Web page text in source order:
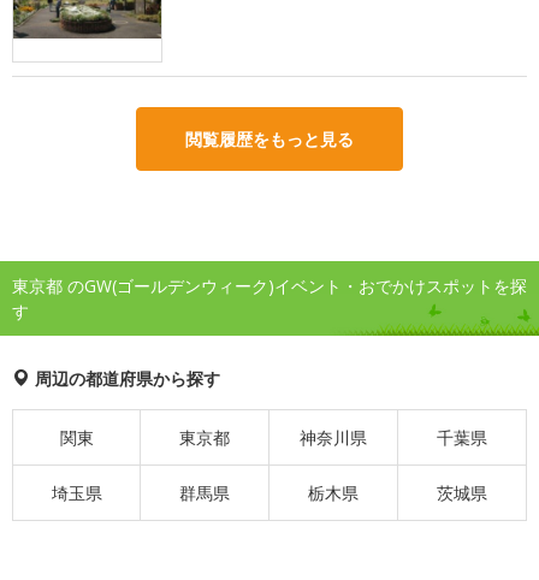
閲覧履歴をもっと見る
東京都 のGW(ゴールデンウィーク)イベント・おでかけスポットを探
す
周辺の都道府県から探す
関東 東京都 神奈川県 千葉県
埼玉県 群馬県 栃木県 茨城県